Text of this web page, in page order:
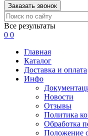
Заказать звонок
Все результаты
0 0
Главная
Каталог
Доставка и оплата
Инфо
Новости
Отзывы
Политика
Обработка
Положение